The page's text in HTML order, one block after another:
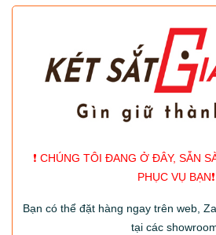
❗️ CHÚNG TÔI ĐANG Ở ĐÂY, SẴN
PHỤC VỤ BẠN❗️
Bạn có thể đặt hàng ngay trên web,
tại các